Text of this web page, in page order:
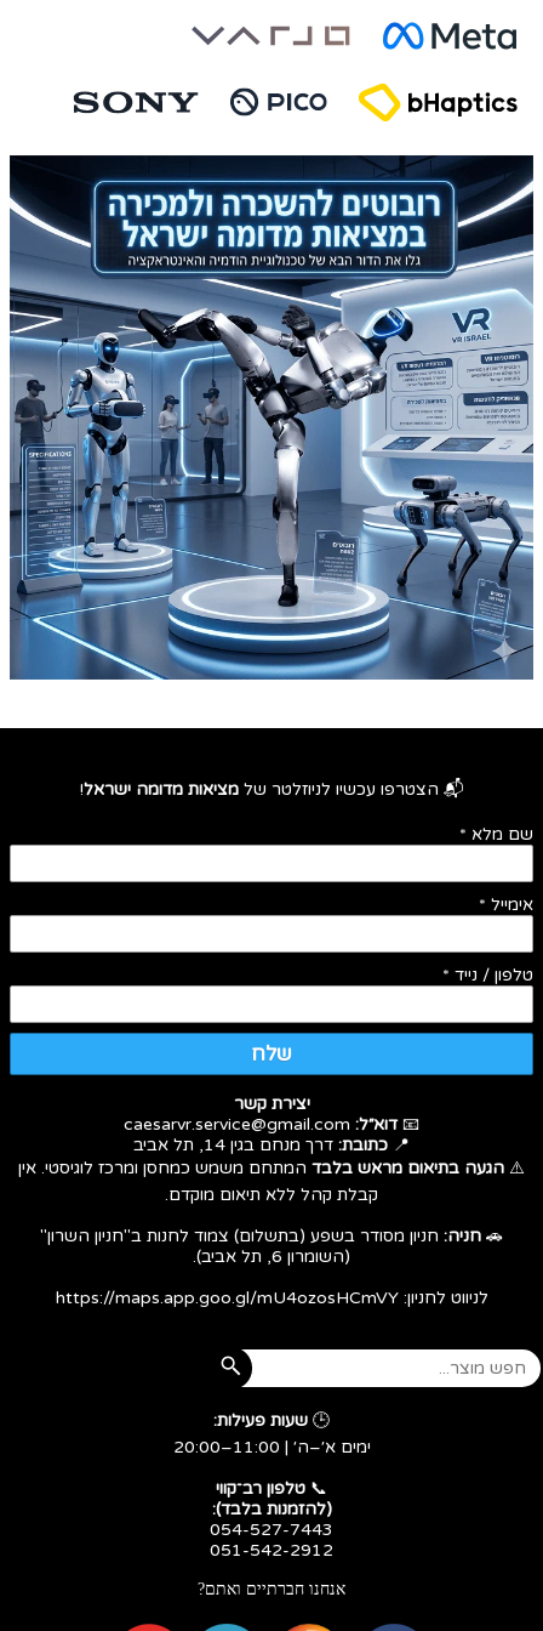
📬 הצטרפו עכשיו לניוזלטר של מציאות מדומה ישראל!
שם מלא *
אימייל *
טלפון / נייד *
שלח
יצירת קשר
📧דוא״ל:
📍 כתובת: דרך מנחם בגין 14, תל אביב
⚠️ הגעה בתיאום מראש בלבד המתחם משמש כמחסן ומרכז לוגיסטי. אין
קבלת קהל ללא תיאום מוקדם.
🚗 חניה: חניון מסודר בשפע (בתשלום) צמוד לחנות ב"חניון השרון"
(השומרון 6, תל אביב).
לניווט לחניון:https://maps.app.goo.gl/mU4ozosHCmVY
🕒 שעות פעילות:
ימים א׳–ה׳ | 11:00–20:00
​​​​​​​📞 טלפון רב־קווי
(להזמנות בלבד):
054-527-7443
051-542-2912
אנחנו חברתיים ואתם?